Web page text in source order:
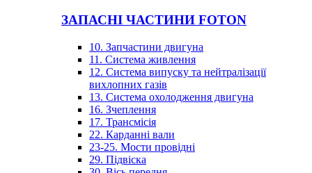
ЗАПАСНІ ЧАСТИНИ FOTON
10. Запчастини двигуна
11. Система живлення
12. Система випуску та нейтралізації
вихлопних газів
13. Система охолодження двигуна
16. Зчеплення
17. Трансмісія
22. Карданні вали
23-25. Мости провідні
29. Підвіска